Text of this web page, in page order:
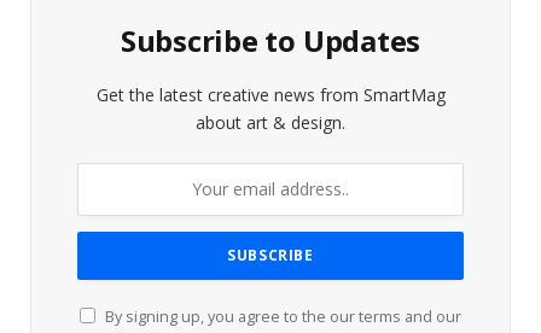
Subscribe to Updates
Get the latest creative news from SmartMag
about art & design.
By signing up, you agree to the our terms and our